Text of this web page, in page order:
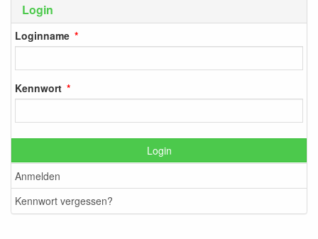
Login
Loginname
Kennwort
Login
Anmelden
Kennwort vergessen?